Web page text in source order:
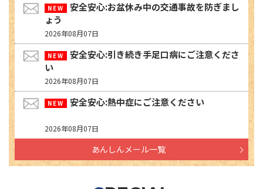
安全安心:お盆休み中の交通事故を防ぎまし
ょう
2026年08月07日
安全安心:引き続き手足口病にご注意くださ
い
2026年08月07日
安全安心:熱中症にご注意ください
2026年08月07日
あんしんメール一覧